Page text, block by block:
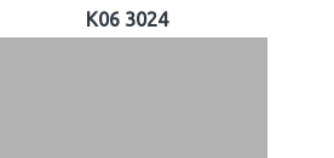
K06 3024